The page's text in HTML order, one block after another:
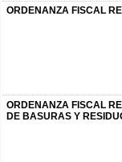
ORDENANZA FISCAL
ORDENANZA FISCAL
DE BASURAS Y